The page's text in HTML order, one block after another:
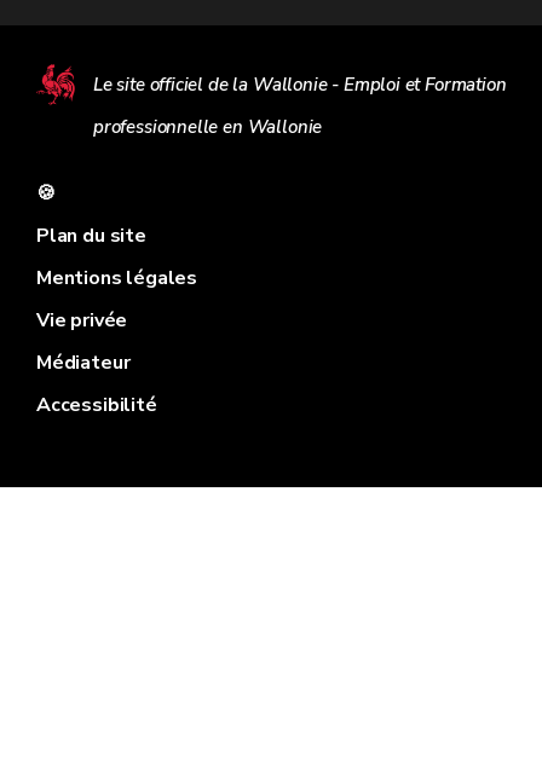
Le site officiel de la Wallonie - Emploi et Formation
professionnelle en Wallonie
🍪
Plan du site
Mentions légales
Vie privée
Médiateur
Accessibilité